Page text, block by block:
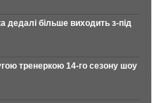
дедалі більше виходить з-під
тренеркою 14-го сезону шоу